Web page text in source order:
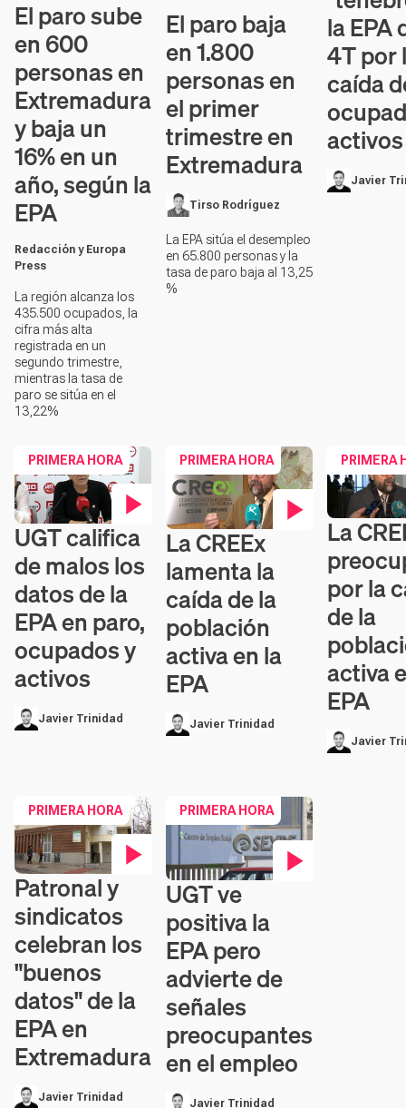
El paro sube
en 600
personas en
Extremadura
y baja un
16% en un
año, según la
EPA
Redacción y Europa
Press
La región alcanza los
435.500 ocupados, la
cifra más alta
registrada en un
segundo trimestre,
mientras la tasa de
paro se sitúa en el
13,22%
El paro baja
en 1.800
personas en
el primer
trimestre en
Extremadura
Tirso Rodríguez
La EPA sitúa el desempleo
en 65.800 personas y la
tasa de paro baja al 13,25
%
la EPA
4T por
caída
activos
Javier
PRIMERA HORA
Contenido en vídeo
UGT califica
de malos los
datos de la
EPA en paro,
ocupados y
activos
Javier Trinidad
PRIMERA HORA
Contenido en vídeo
La CREEx
lamenta la
caída de la
población
activa en la
EPA
Javier Trinidad
PRIMERA
Contenido
La
por la
de la
activa
EPA
Javier
PRIMERA HORA
Contenido en vídeo
Patronal y
sindicatos
celebran los
"buenos
datos" de la
EPA en
Extremadura
Javier Trinidad
PRIMERA HORA
Contenido en vídeo
UGT ve
positiva la
EPA pero
advierte de
señales
preocupantes
en el empleo
Javier Trinidad